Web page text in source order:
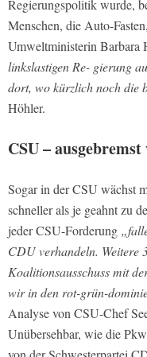
Regierungspolitik wurde,
Menschen, die Auto-
Umweltministerin Barbara
linkslastigen Re- gierung
dort, wo kürzlich noch die
Höhler.
CSU –
Sogar in der CSU wächst
schneller als je geahnt zu
jeder CSU-Forderung
CDU verhandeln. Weitere
Koalitionsausschuss mit
wir in den rot-grün-
Analyse von CSU-Chef
Unübersehbar, wie die